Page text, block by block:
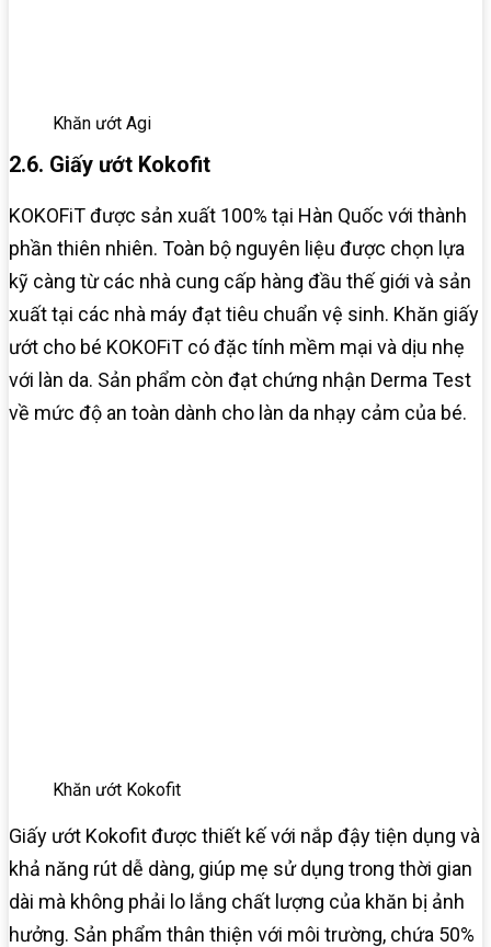
Khăn ướt Agi
2.6. Giấy ướt Kokofit
KOKOFiT được sản xuất 100% tại Hàn Quốc với thành
phần thiên nhiên. Toàn bộ nguyên liệu được chọn lựa
kỹ càng từ các nhà cung cấp hàng đầu thế giới và sản
xuất tại các nhà máy đạt tiêu chuẩn vệ sinh. Khăn giấy
ướt cho bé KOKOFiT có đặc tính mềm mại và dịu nhẹ
với làn da. Sản phẩm còn đạt chứng nhận Derma Test
về mức độ an toàn dành cho làn da nhạy cảm của bé.
Khăn ướt Kokofit
Giấy ướt Kokofit được thiết kế với nắp đậy tiện dụng và
khả năng rút dễ dàng, giúp mẹ sử dụng trong thời gian
dài mà không phải lo lắng chất lượng của khăn bị ảnh
hưởng. Sản phẩm thân thiện với môi trường, chứa 50%